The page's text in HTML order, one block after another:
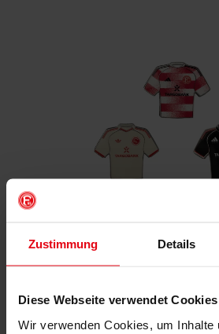
Zustimmung Details
Diese Webseite verwendet Cookies
Wir verwenden Cookies, um Inhalte
Magnet 3er-Set "Trikot"
Mitgliederpreis: €